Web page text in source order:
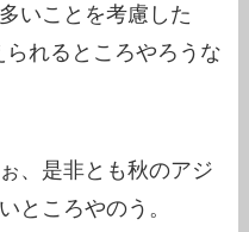
いことを考慮した
れるところやろうな
、是非とも秋のアジ
ところやのう。